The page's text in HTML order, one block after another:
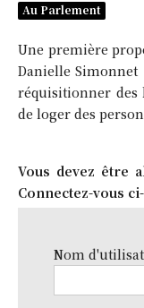
Au Parlement
Une première
Danielle Simonnet
réquisitionner des
de loger des
Vous devez être
Connectez-vous
Nom